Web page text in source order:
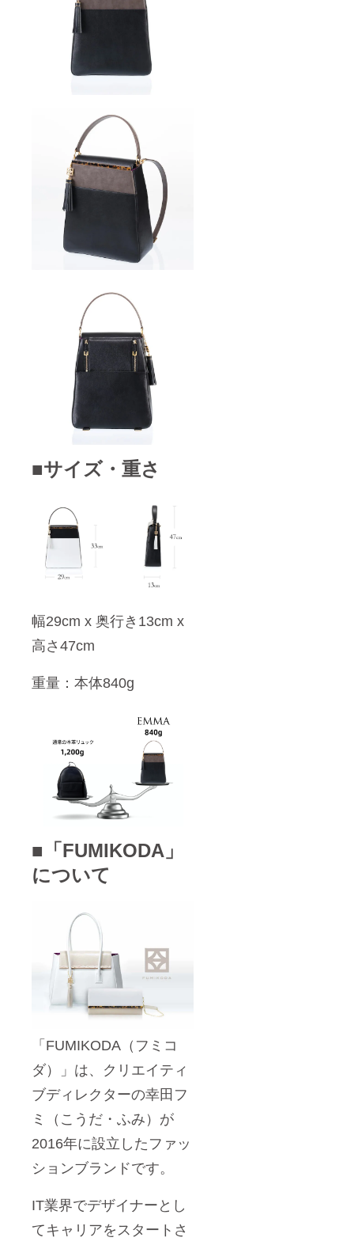
■サイズ・重さ
幅29cm x 奥行き13cm x
高さ47cm
重量：本体840g
■「FUMIKODA」
について
「FUMIKODA（フミコ
ダ）」は、クリエイティ
ブディレクターの幸田フ
ミ（こうだ・ふみ）が
2016年に設立したファッ
ションブランドです。
IT業界でデザイナーとし
てキャリアをスタートさ